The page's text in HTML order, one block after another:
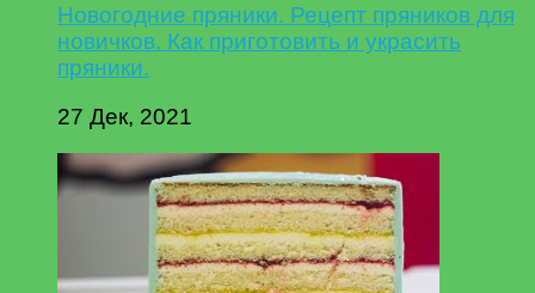
Новогодние пряники. Рецепт пряников для
новичков. Как приготовить и украсить
пряники.
27 Дек, 2021